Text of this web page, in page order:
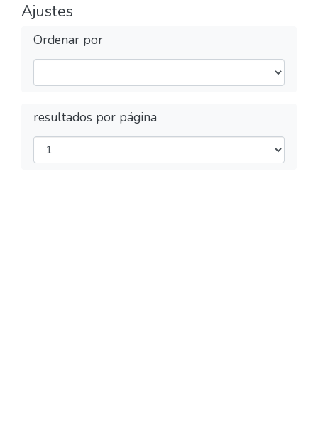
Ajustes
Ordenar por
resultados por página